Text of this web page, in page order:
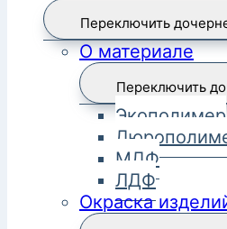
Переключить
О материале
Переключить
Экополимер
МДФ
ЛДФ
Окраска